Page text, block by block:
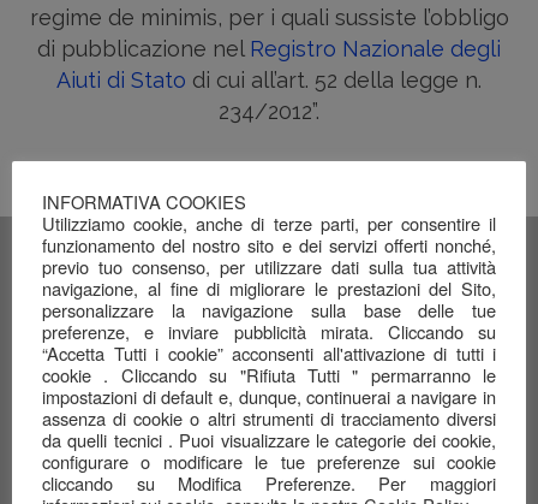
regime de minimis, per i quali sussiste l’obbligo
di pubblicazione nel Registro Nazionale degli
Aiuti di Stato di cui all’art. 52 della legge n.
234/2012”.
Ultimi Post
Nuovo Logo
26 Agosto 2016
Siamo on line!
20 Agosto 2016
INFORMATIVA COOKIES
Utilizziamo cookie, anche di terze parti, per consentire il
funzionamento del nostro sito e dei servizi offerti nonché,
previo tuo consenso, per utilizzare dati sulla tua attività
navigazione, al fine di migliorare le prestazioni del Sito,
personalizzare la navigazione sulla base delle tue
preferenze, e inviare pubblicità mirata. Cliccando su
“Accetta Tutti i cookie” acconsenti all'attivazione di tutti i
cookie . Cliccando su "Rifiuta Tutti " permarranno le
impostazioni di default e, dunque, continuerai a navigare in
assenza di cookie o altri strumenti di tracciamento diversi
da quelli tecnici . Puoi visualizzare le categorie dei cookie,
configurare o modificare le tue preferenze sui cookie
cliccando su Modifica Preferenze. Per maggiori